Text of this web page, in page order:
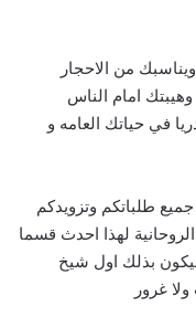
من الاحجار
امام الناس
في حياتك العامه و
طلباتكم وتزويدكم
الروحانية لهذا احدث قسما
بذلك اول شيخ
غرور